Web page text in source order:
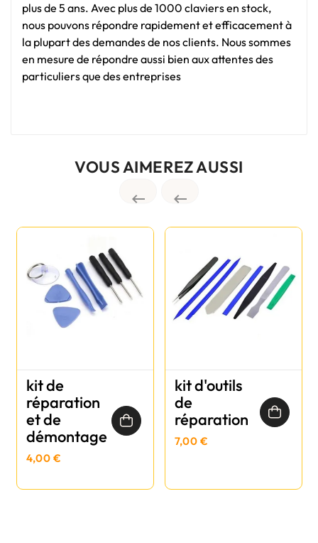
plus de 5 ans. Avec plus de 1000 claviers en stock,
nous pouvons répondre rapidement et efficacement à
la plupart des demandes de nos clients. Nous sommes
en mesure de répondre aussi bien aux attentes des
particuliers que des entreprises
VOUS AIMEREZ AUSSI
 
kit de
réparation
et de
démontage
4,00 €
kit d'outils
de
réparation
7,00 €